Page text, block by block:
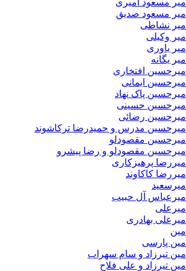
امیر مسعود صدیق
امیر نشاطی
امیر وکیلی
امیر یاوری
امیر یگانه
امیرحسین افتخاری
امیرحسین ایمانی
امیرحسین پاک نهاد
امیرحسین حسینی
امیرحسین رضائی
امیرحسین مدرس و حمیدرضا ترکاشوند
امیرحسین مقصودلو
امیرحسین مقصودلو و رضا پیشرو
امیررضا پرهیزکاری
امیررضا کاکاوند
امیرسعید
امیرعباس آل حبیب
امیرعلی
امیرعلی بهادری
امین
امین پارسی
امین تیرزاد و سام سهراب
امین تیرزاد و علی فلاح